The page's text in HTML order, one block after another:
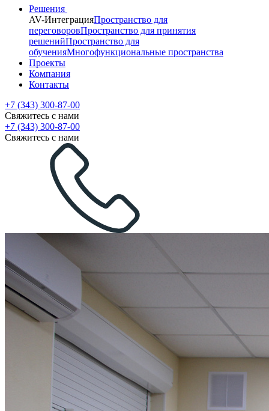
Решения
AV-ИнтеграцияПространство для
переговоровПространство для принятия
решенийПространство для
обученияМногофункциональные пространства
Проекты
Компания
Контакты
+7 (343) 300-87-00
Свяжитесь с нами
+7 (343) 300-87-00
Свяжитесь с нами